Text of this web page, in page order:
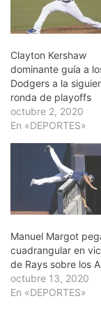
Clayton Kershaw
dominante guía a
Dodgers a la
ronda de playoffs
octubre 2, 2020
En «DEPORTES»
Manuel Margot
cuadrangular en
de Rays sobre los
octubre 13, 2020
En «DEPORTES»